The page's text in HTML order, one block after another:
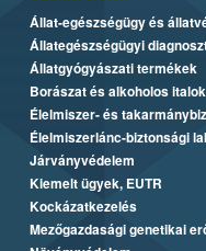
Állat-egészségügy és
Állategészségügyi
Állatgyógyászati termékek
Borászat és alkoholos italok
Élelmiszer- és
Élelmiszerlánc-biztonsági
Járványvédelem
Kiemelt ügyek, EUTR
Kockázatkezelés
Mezőgazdasági genetikai